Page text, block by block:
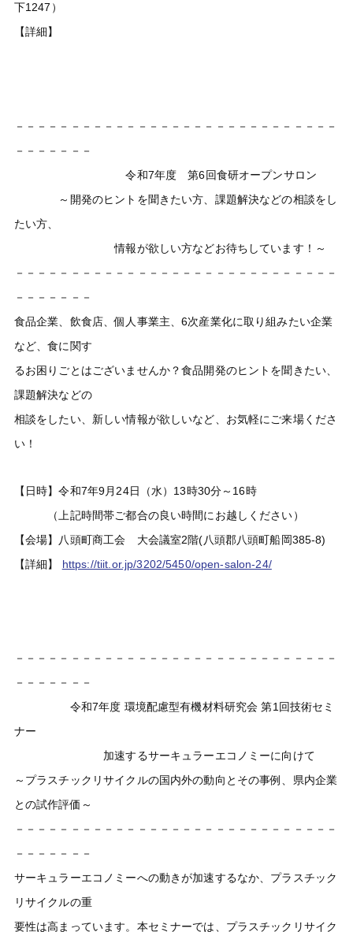
下1247）
【詳細】
－－－－－－－－－－－－－－－－－－－－－－－－－－－－－
－－－－－－－
令和7年度 第6回食研オープンサロン
～開発のヒントを聞きたい方、課題解決などの相談をし
たい方、
情報が欲しい方などお待ちしています！～
－－－－－－－－－－－－－－－－－－－－－－－－－－－－－
－－－－－－－
食品企業、飲食店、個人事業主、6次産業化に取り組みたい企業
など、食に関す
るお困りごとはございませんか？食品開発のヒントを聞きたい、
課題解決などの
相談をしたい、新しい情報が欲しいなど、お気軽にご来場くださ
い！
【日時】令和7年9月24日（水）13時30分～16時
（上記時間帯ご都合の良い時間にお越しください）
【会場】八頭町商工会 大会議室2階(八頭郡八頭町船岡385-8)
【詳細】 https://tiit.or.jp/3202/5450/open-salon-24/
－－－－－－－－－－－－－－－－－－－－－－－－－－－－－
－－－－－－－
令和7年度 環境配慮型有機材料研究会 第1回技術セミ
ナー
加速するサーキュラーエコノミーに向けて
～プラスチックリサイクルの国内外の動向とその事例、県内企業
との試作評価～
－－－－－－－－－－－－－－－－－－－－－－－－－－－－－
－－－－－－－
サーキュラーエコノミーへの動きが加速するなか、プラスチック
リサイクルの重
要性は高まっています。本セミナーでは、プラスチックリサイク